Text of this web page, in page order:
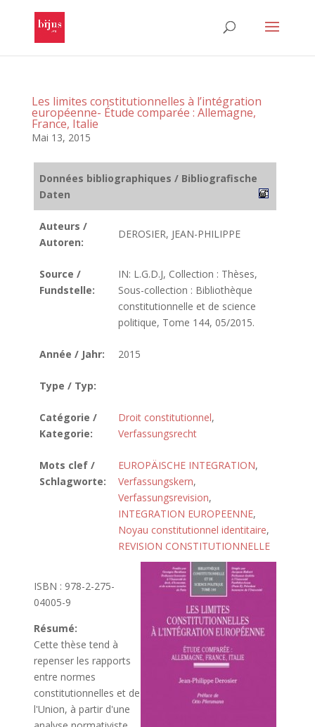
Les limites constitutionnelles à l’intégration
européenne- Étude comparée : Allemagne,
France, Italie
Mai 13, 2015
Données bibliographiques / Bibliografische
Daten
Auteurs /
Autoren:
DEROSIER, JEAN-PHILIPPE
Source /
Fundstelle:
IN: L.G.D.J, Collection : Thèses,
Sous-collection : Bibliothèque
constitutionnelle et de science
politique, Tome 144, 05/2015.
Année / Jahr: 2015
Type / Typ:
Catégorie /
Kategorie:
Droit constitutionnel,
Verfassungsrecht
Mots clef /
Schlagworte:
EUROPÄISCHE INTEGRATION,
Verfassungskern,
Verfassungsrevision,
INTEGRATION EUROPEENNE,
Noyau constitutionnel identitaire,
REVISION CONSTITUTIONNELLE
ISBN : 978-2-275-
04005-9
Résumé:
Cette thèse tend à
repenser les rapports
entre normes
constitutionnelles et de
l'Union, à partir d'une